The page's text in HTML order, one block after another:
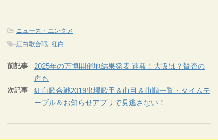
-ニュース・エンタメ
-紅白歌合戦, 紅白
前記事
2025年の万博開催地結果発表 速報！大阪は？賛否の
声も
次記事
紅白歌合戦2019出場歌手＆曲目＆曲順一覧・タイムテ
ーブル＆お知らせアプリで見逃さない！